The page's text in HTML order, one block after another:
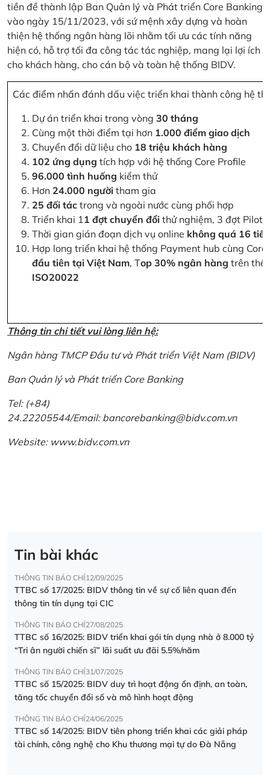
tiền đề thành lập Ban Quản lý và Phát triển Core Banking
vào ngày 15/11/2023, với sứ mệnh xây dựng và hoàn
thiện hệ thống ngân hàng lõi nhằm tối ưu các tính năng
hiện có, hỗ trợ tối đa công tác tác nghiệp, mang lại lợi ích
cho khách hàng, cho cán bộ và toàn hệ thống BIDV.
Các điểm nhấn đánh dấu việc triển khai thành công hệ
Dự án triển khai trong vòng 30 tháng
Cùng một thời điểm tại hơn 1.000 điểm giao dịch
Chuyển đổi dữ liệu cho 18 triệu khách hàng
102 ứng dụng tích hợp với hệ thống Core Profile
96.000 tình huống kiểm thử
Hơn 24.000 người tham gia
25 đối tác trong và ngoài nước cùng phối hợp
Triển khai 11 đợt chuyển đổi thử nghiệm, 3 đợt Pilot
Thời gian gián đoạn dịch vụ online không quá 16
Hợp long triển khai hệ thống Payment hub cùng
đầu tiên tại Việt Nam, Top 30% ngân hàng trên thế
ISO20022
Thông tin chi tiết vui lòng liên hệ:
Ngân hàng TMCP Đầu tư và Phát triển Việt Nam (BIDV)
Ban Quản lý và Phát triển Core Banking
Tel: (+84)
24.22205544/Email: bancorebanking@bidv.com.vn
Website: www.bidv.com.vn
Tin bài khác
THÔNG TIN BÁO CHÍ12/09/2025
TTBC số 17/2025: BIDV thông tin về sự cố liên quan đến
thông tin tín dụng tại CIC
THÔNG TIN BÁO CHÍ27/08/2025
TTBC số 16/2025: BIDV triển khai gói tín dụng nhà ở 8.000 tỷ
“Tri ân người chiến sĩ” lãi suất ưu đãi 5.5%/năm
THÔNG TIN BÁO CHÍ31/07/2025
TTBC số 15/2025: BIDV duy trì hoạt động ổn định, an toàn,
tăng tốc chuyển đổi số và mô hình hoạt động
THÔNG TIN BÁO CHÍ24/06/2025
TTBC số 14/2025: BIDV tiên phong triển khai các giải pháp
tài chính, công nghệ cho Khu thương mại tự do Đà Nẵng